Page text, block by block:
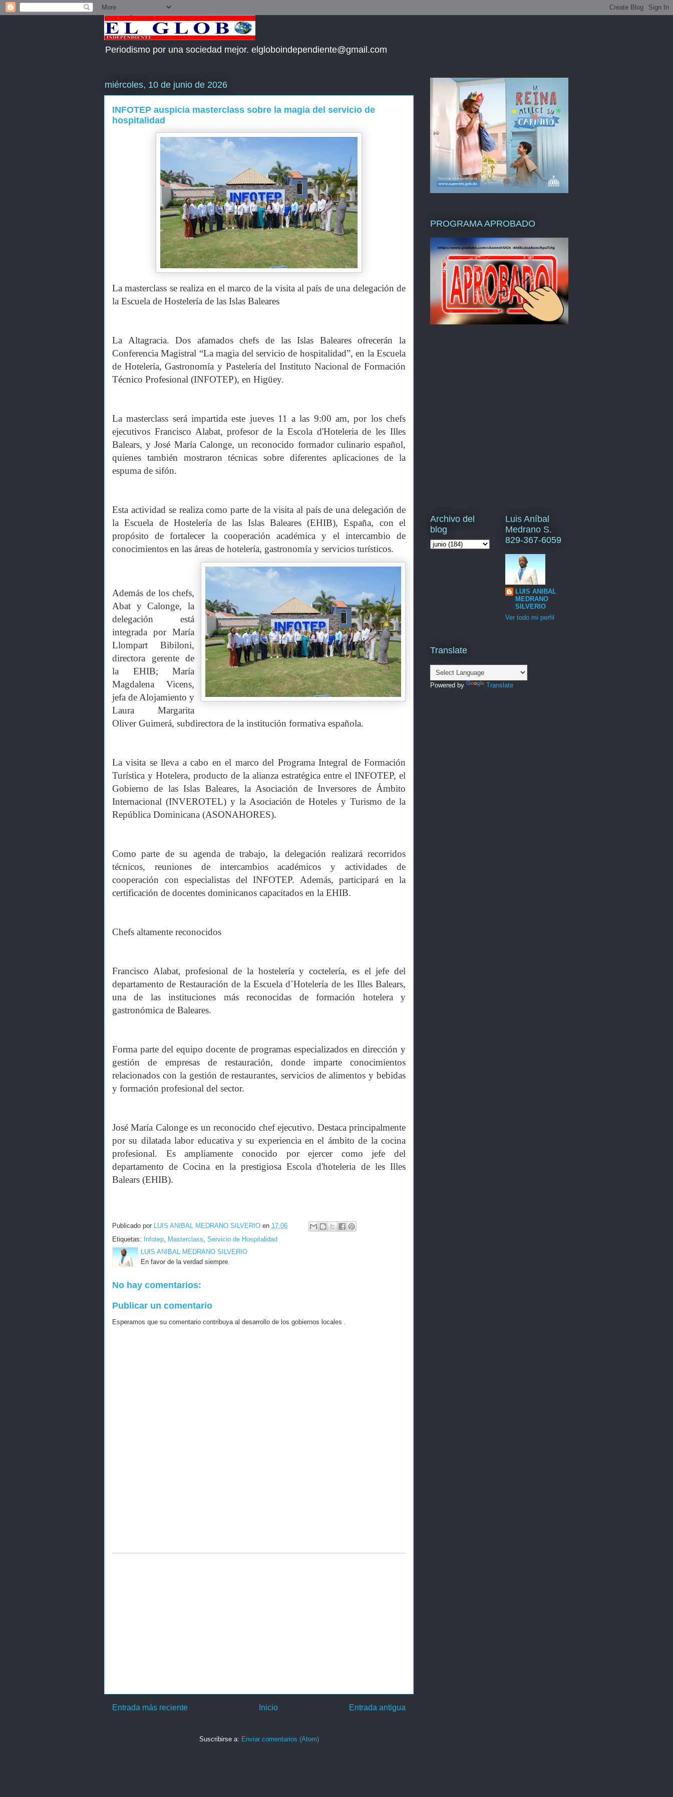
Periodismo por una sociedad mejor. elgloboindependiente@gmail.com
miércoles, 10 de junio de 2026
INFOTEP auspicia masterclass sobre la magia del servicio de
hospitalidad
La masterclass se realiza en el marco de la visita al país de una delegación de
la Escuela de Hostelería de las Islas Baleares
La Altagracia. Dos afamados chefs de las Islas Baleares ofrecerán la
Conferencia Magistral “La magia del servicio de hospitalidad”, en la Escuela
de Hotelería, Gastronomía y Pastelería del Instituto Nacional de Formación
Técnico Profesional (INFOTEP), en Higüey.
La masterclass será impartida este jueves 11 a las 9:00 am, por los chefs
ejecutivos Francisco Alabat, profesor de la Escola d'Hoteleria de les Illes
Balears, y José María Calonge, un reconocido formador culinario español,
quienes también mostraron técnicas sobre diferentes aplicaciones de la
espuma de sifón.
Esta actividad se realiza como parte de la visita al país de una delegación de
la Escuela de Hostelería de las Islas Baleares (EHIB), España, con el
propósito de fortalecer la cooperación académica y el intercambio de
conocimientos en las áreas de hotelería, gastronomía y servicios turísticos.
Además de los chefs,
Abat y Calonge, la
delegación está
integrada por María
Llompart Bibiloni,
directora gerente de
la EHIB; María
Magdalena Vicens,
jefa de Alojamiento y
Laura Margarita
Oliver Guimerá, subdirectora de la institución formativa española.
La visita se lleva a cabo en el marco del Programa Integral de Formación
Turística y Hotelera, producto de la alianza estratégica entre el INFOTEP, el
Gobierno de las Islas Baleares, la Asociación de Inversores de Ámbito
Internacional (INVEROTEL) y la Asociación de Hoteles y Turismo de la
República Dominicana (ASONAHORES).
Como parte de su agenda de trabajo, la delegación realizará recorridos
técnicos, reuniones de intercambios académicos y actividades de
cooperación con especialistas del INFOTEP. Además, participará en la
certificación de docentes dominicanos capacitados en la EHIB.
Chefs altamente reconocidos
Francisco Alabat, profesional de la hostelería y coctelería, es el jefe del
departamento de Restauración de la Escuela d`Hotelería de les Illes Balears,
una de las instituciones más reconocidas de formación hotelera y
gastronómica de Baleares.
Forma parte del equipo docente de programas especializados en dirección y
gestión de empresas de restauración, donde imparte conocimientos
relacionados con la gestión de restaurantes, servicios de alimentos y bebidas
y formación profesional del sector.
José María Calonge es un reconocido chef ejecutivo. Destaca principalmente
por su dilatada labor educativa y su experiencia en el ámbito de la cocina
profesional. Es ampliamente conocido por ejercer como jefe del
departamento de Cocina en la prestigiosa Escola d'hoteleria de les Illes
Balears (EHIB).
Publicado por LUIS ANIBAL MEDRANO SILVERIO en 17:06
Etiquetas: Infotep, Masterclass, Servicio de Hospitalidad
LUIS ANIBAL MEDRANO SILVERIO
En favor de la verdad siempre.
No hay comentarios:
Publicar un comentario
Esperamos que su comentario contribuya al desarrollo de los gobiernos locales .
Entrada más reciente Entrada antigua
Inicio
Suscribirse a: Enviar comentarios (Atom)
PROGRAMA APROBADO
Archivo del
blog
Luis Aníbal
Medrano S.
829-367-6059
LUIS ANIBAL
MEDRANO
SILVERIO
Ver todo mi perfil
Translate
Powered by Translate